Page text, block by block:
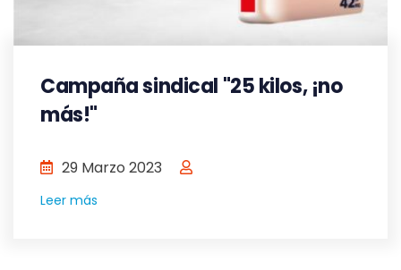
Campaña sindical "25 kilos, ¡no
más!"
29 Marzo 2023
Leer más